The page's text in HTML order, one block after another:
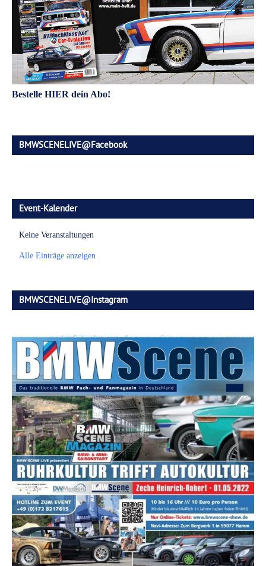
Bestelle HIER dein Abo!
BMWSCENELIVE@Facebook
Event-Kalender
Keine Veranstaltungen
Alle Einträge anzeigen
BMWSCENELIVE@Instagram